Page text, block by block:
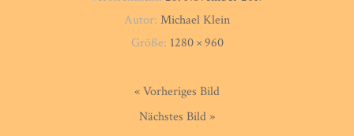
Autor: Michael Klein
Größe: 1280 × 960
« Vorheriges Bild
Nächstes Bild »